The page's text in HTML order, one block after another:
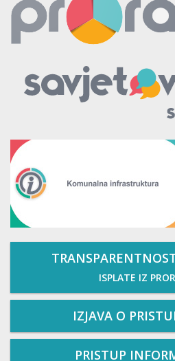
ISPLATE IZ
IZJAVA O
PRISTUP